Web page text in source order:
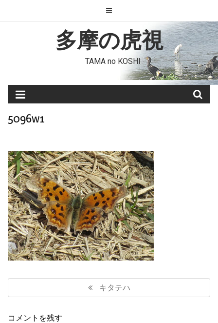
to
多摩の虎視
TAMA no KOSHI
5096w1
ナ
ゲ
Previous
Post:
キタテハ
コメントを残す